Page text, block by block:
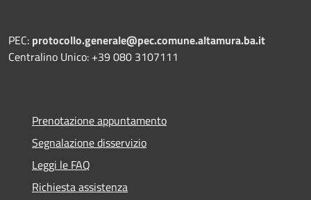
PEC: protocollo.generale@pec.comune.altamura.ba.it
Centralino Unico: +39 080 3107111
Prenotazione appuntamento
Segnalazione disservizio
Leggi le FAQ
Richiesta assistenza